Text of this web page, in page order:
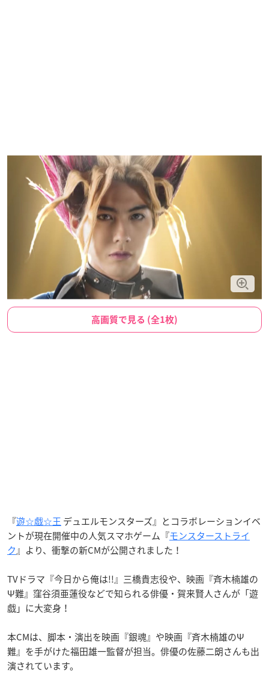
高画質で見る (全1枚)
『遊☆戯☆王 デュエルモンスターズ』とコラボレーションイベ
ントが現在開催中の人気スマホゲーム『モンスターストライ
ク』より、衝撃の新CMが公開されました！
TVドラマ『今日から俺は!!』三橋貴志役や、映画『斉木楠雄の
Ψ難』窪谷須亜蓮役などで知られる俳優・賀来賢人さんが「遊
戯」に大変身！
本CMは、脚本・演出を映画『銀魂』や映画『斉木楠雄のΨ
難』を手がけた福田雄一監督が担当。俳優の佐藤二朗さんも出
演されています。